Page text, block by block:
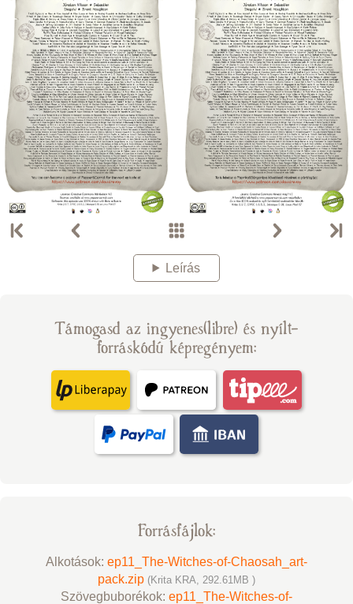
Leírás
Támogasd az ingyenes(libre) és nyílt-
forráskódú képregényem:
Forrásfájlok:
Alkotások: ep11_The-Witches-of-Chaosah_art-
pack.zip (Krita KRA, 292.61MB )
Szövegbuborékok: ep11_The-Witches-of-